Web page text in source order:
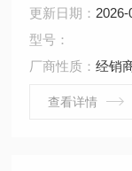
Eaton-vickers小
号,Eaton-vickers
更新日期： 2026-
型号：
厂商性质：经销
查看详情